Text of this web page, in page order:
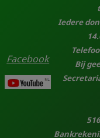
Facebook
Iedere
Bij